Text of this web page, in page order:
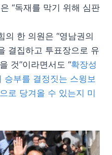
“독재를 막기 위해 심판
의 한 의원은 “영남권의
결집하고 투표장으로 유
것”이라면서도 “확장성
승부를 결정짓는 스윙보
로 당겨올 수 있는지 미